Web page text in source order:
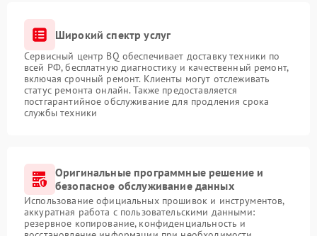
Широкий спектр услуг
Сервисный центр BQ обеспечивает доставку техники по
всей РФ, бесплатную диагностику и качественный ремонт,
включая срочный ремонт. Клиенты могут отслеживать
статус ремонта онлайн. Также предоставляется
постгарантийное обслуживание для продления срока
службы техники
Оригинальные программные решение и
безопасное обслуживание данных
Использование официальных прошивок и инструментов,
аккуратная работа с пользовательскими данными:
резервное копирование, конфиденциальность и